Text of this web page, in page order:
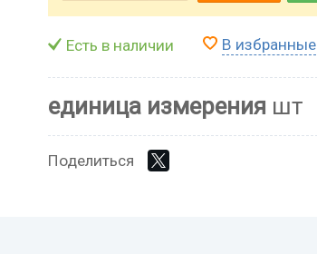
Есть в наличии В избранные
единица измерения шт
Поделиться